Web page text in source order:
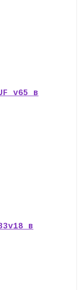
v65 в
в